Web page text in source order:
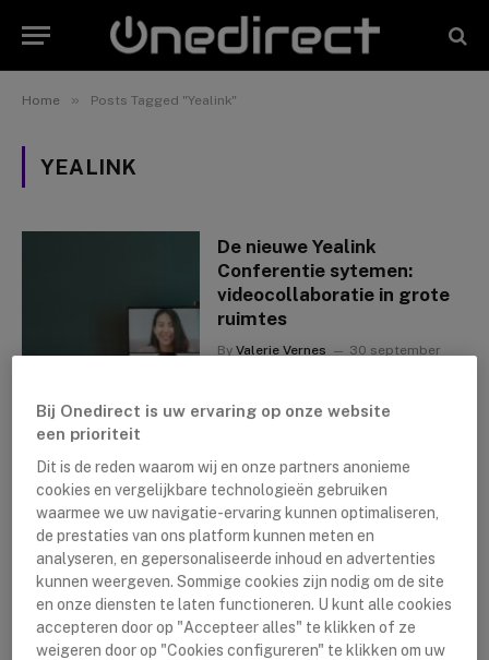
Home » Posts Tagged "Yealink"
YEALINK
De nieuwe Yealink
Conferentie sytemen:
videocollaboratie in grote
ruimtes
By Valerie Vernes
30 september
Nieuwste artikelen
Bij Onedirect is uw ervaring op onze website
een prioriteit
Dit is de reden waarom wij en onze partners anonieme
cookies en vergelijkbare technologieën gebruiken
waarmee we uw navigatie-ervaring kunnen optimaliseren,
de prestaties van ons platform kunnen meten en
analyseren, en gepersonaliseerde inhoud en advertenties
kunnen weergeven. Sommige cookies zijn nodig om de site
en onze diensten te laten functioneren. U kunt alle cookies
accepteren door op "Accepteer alles" te klikken of ze
weigeren door op "Cookies configureren" te klikken om uw